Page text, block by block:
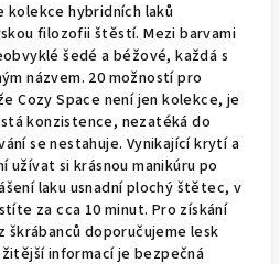
kolekce hybridních laků
filozofii štěstí. Mezi barvami
šedé a béžové, každá s
názvem. 20 možností pro
Cozy Space není jen kolekce, je
konzistence, nezatéká do
se nestahuje. Vynikající krytí a
užívat si krásnou manikúru po
laku usnadní plochý štětec, v
za cca 10 minut. Pro získání
doporučujeme lesk
informací je bezpečná